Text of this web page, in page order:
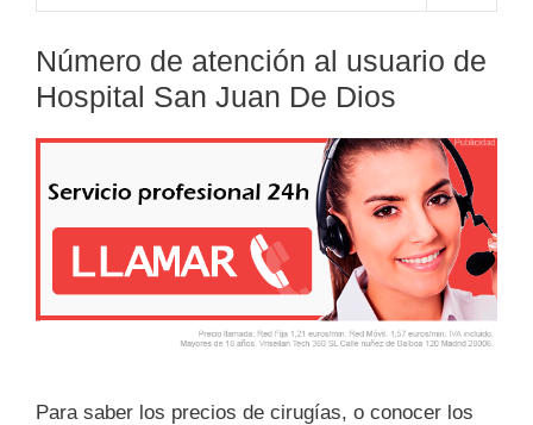
Número de atención al usuario de
Hospital San Juan De Dios
Para saber los precios de cirugías, o conocer los